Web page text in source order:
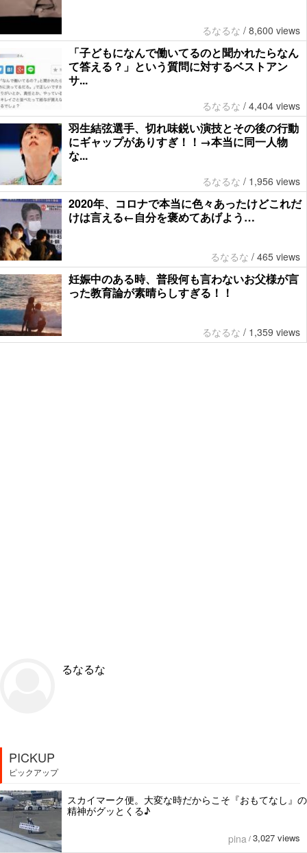
るなるな / 8,600 views
「子どもになんで働いてるのと聞かれたらなん
て答える？」という質問に対するベストアン
サ...
るなるな / 4,404 views
羽生結弦選手、切れ味鋭い演技とその後の行動
にギャップがありすぎ！！→本当に同一人物
な...
るなるな / 1,956 views
2020年、コロナで本当に色々あったけどこれだ
けは言える←自分を褒めてあげよう…
るなるな / 465 views
妊娠中のある時、普段何も言わないお父様が言
った教育論が素晴らしすぎる！！
るなるな / 1,359 views
るなるな
PICKUP
ピックアップ
スカイマーク便。大変な時だからこそ『おもてなし』の
精神がグッとくる♪
pina / 3,027 views